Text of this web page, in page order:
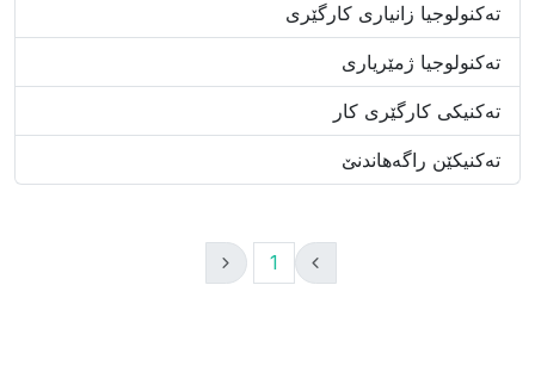
تەکنولوجیا زانیاری کارگێری
تەکنولوجیا ژمێریاری
تەکنیکی کارگێری کار
تەکنیکێن راگەهاندنێ
1